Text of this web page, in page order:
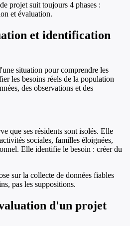
projet suit toujours 4 phases :
et évaluation.
et identification
situation pour comprendre les
les besoins réels de la population
des observations et des
que ses résidents sont isolés. Elle
sociales, familles éloignées,
Elle identifie le besoin : créer du
sur la collecte de données fiables
pas les suppositions.
d'un projet